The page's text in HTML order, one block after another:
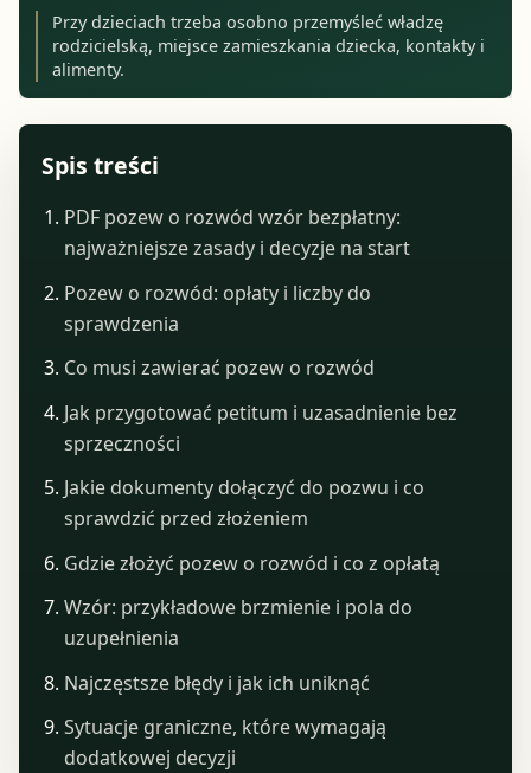
Przy dzieciach trzeba osobno przemyśleć władzę
rodzicielską, miejsce zamieszkania dziecka, kontakty i
alimenty.
Spis treści
PDF pozew o rozwód wzór bezpłatny:
najważniejsze zasady i decyzje na start
Pozew o rozwód: opłaty i liczby do
sprawdzenia
Co musi zawierać pozew o rozwód
Jak przygotować petitum i uzasadnienie bez
sprzeczności
Jakie dokumenty dołączyć do pozwu i co
sprawdzić przed złożeniem
Gdzie złożyć pozew o rozwód i co z opłatą
Wzór: przykładowe brzmienie i pola do
uzupełnienia
Najczęstsze błędy i jak ich uniknąć
Sytuacje graniczne, które wymagają
dodatkowej decyzji